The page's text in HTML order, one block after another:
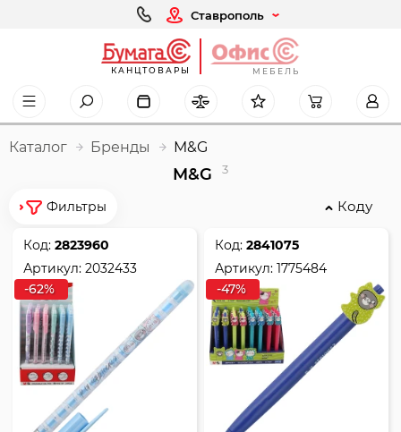
Ставрополь
КАНЦТОВАРЫ МЕБЕЛЬ
Каталог Бренды M&G
M&G 3
Фильтры Коду
Код:2823960
Артикул:2032433
-62%
Код:2841075
Артикул:1775484
-47%